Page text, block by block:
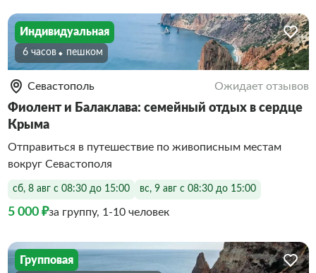
Индивидуальная
6 часов Пешком
Севастополь Ожидает отзывов
Фиолент и Балаклава: семейный отдых в сердце
Крыма
Отправиться в путешествие по живописным местам
вокруг Севастополя
сб, 8 авг с 08:30 до 15:00 вс, 9 авг с 08:30 до 15:00
5 000 ₽за группу, 1-10 человек
Групповая